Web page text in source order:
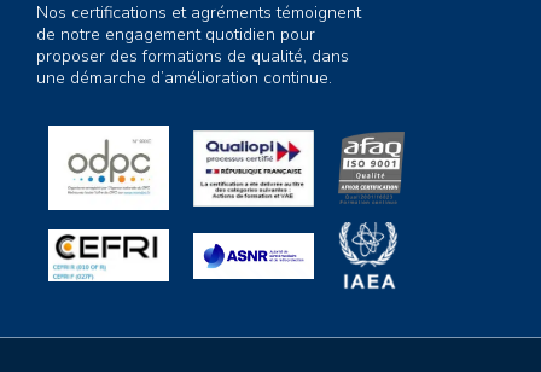
Nos certifications et agréments témoignent
de notre engagement quotidien pour
proposer des formations de qualité, dans
une démarche d’amélioration continue.